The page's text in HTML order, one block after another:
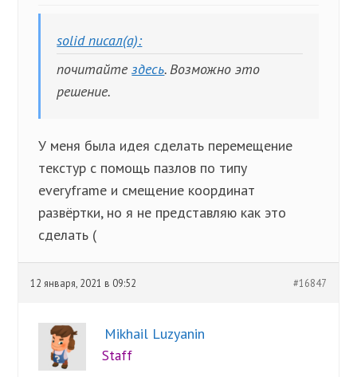
solid писал(а):
почитайтездесь. Возможно это
решение.
У меня была идея сделать перемещение
текстур с помощь пазлов по типу
everyframe и смещение координат
развёртки, но я не представляю как это
сделать (
12 января, 2021 в 09:52 #16847
Mikhail Luzyanin
Staff